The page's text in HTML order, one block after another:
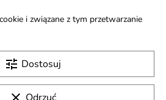
i związane z tym przetwarzanie
tune Dostosuj